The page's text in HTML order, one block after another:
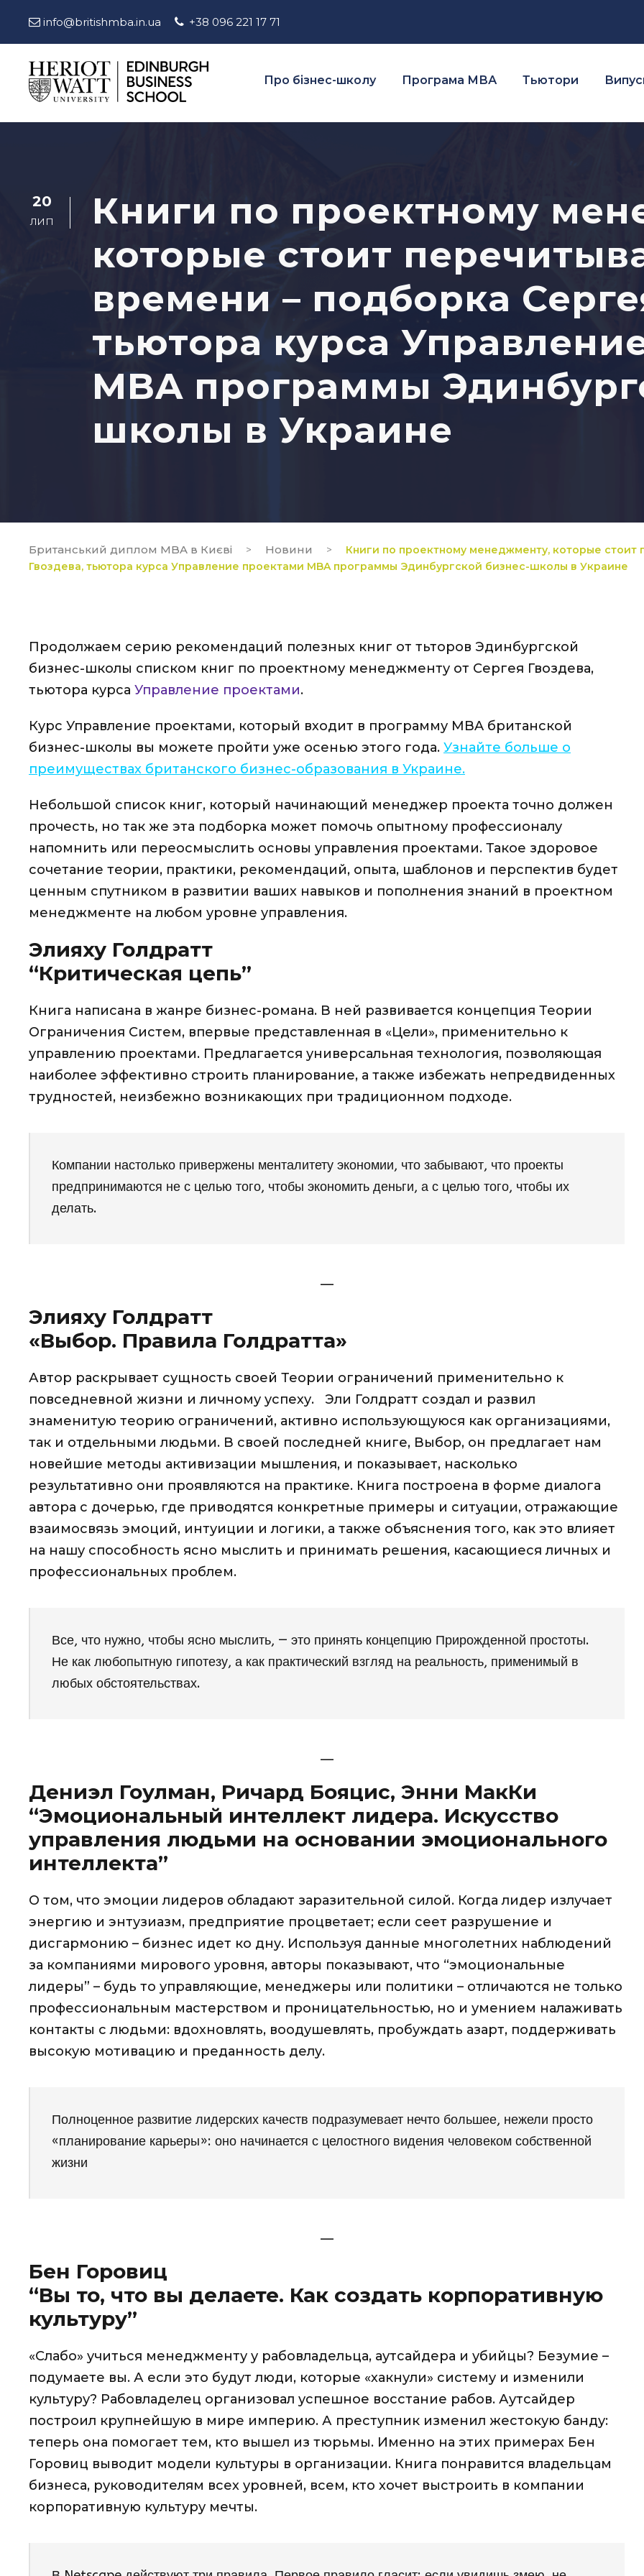
info@britishmba.in.ua +38 096 221 17 71
Про бізнес-школу Програма МВА Тьютори
20
ЛИП
Книги по проектному
которые стоит
времени – подборка
тьютора курса
МBA программы
школы в Украине
Британський диплом MBA в Києві > Новини >
Книги по проектному менеджменту, которые
Гвоздева, тьютора курса Управление проектами МBA программы Эдинбургской бизнес-школы в Украине
Продолжаем серию рекомендаций полезных книг от тьторов Эдинбургской
бизнес-школы списком книг по проектному менеджменту от Сергея Гвоздева,
тьютора курса Управление проектами.
Курс Управление проектами, который входит в программу MBA британской
бизнес-школы вы можете пройти уже осенью этого года. Узнайте больше о
преимуществах британского бизнес-образования в Украине.
Небольшой список книг, который начинающий менеджер проекта точно должен
прочесть, но так же эта подборка может помочь опытному профессионалу
напомнить или переосмыслить основы управления проектами. Такое здоровое
сочетание теории, практики, рекомендаций, опыта, шаблонов и перспектив будет
ценным спутником в развитии ваших навыков и пополнения знаний в проектном
менеджменте на любом уровне управления.
Элияху Голдратт
“Критическая цепь”
Книга написана в жанре бизнес-романа. В ней развивается концепция Теории
Ограничения Систем, впервые представленная в «Цели», применительно к
управлению проектами. Предлагается универсальная технология, позволяющая
наиболее эффективно строить планирование, а также избежать непредвиденных
трудностей, неизбежно возникающих при традиционном подходе.
Компании настолько привержены менталитету экономии, что забывают, что проекты
предпринимаются не с целью того, чтобы экономить деньги, а с целью того, чтобы их
делать.
__
Элияху Голдратт
«Выбор. Правила Голдратта»
Автор раскрывает сущность своей Теории ограничений применительно к
повседневной жизни и личному успеху. Эли Голдратт создал и развил
знаменитую теорию ограничений, активно использующуюся как организациями,
так и отдельными людьми. В своей последней книге, Выбор, он предлагает нам
новейшие методы активизации мышления, и показывает, насколько
результативно они проявляются на практике. Книга построена в форме диалога
автора с дочерью, где приводятся конкретные примеры и ситуации, отражающие
взаимосвязь эмоций, интуиции и логики, а также объяснения того, как это влияет
на нашу способность ясно мыслить и принимать решения, касающиеся личных и
профессиональных проблем.
Все, что нужно, чтобы ясно мыслить, — это принять концепцию Прирожденной простоты.
Не как любопытную гипотезу, а как практический взгляд на реальность, применимый в
любых обстоятельствах.
__
Дениэл Гоулман, Ричард Бояцис, Энни МакКи
“Эмоциональный интеллект лидера. Искусство
управления людьми на основании эмоционального
интеллекта”
О том, что эмоции лидеров обладают заразительной силой. Когда лидер излучает
энергию и энтузиазм, предприятие процветает; если сеет разрушение и
дисгармонию – бизнес идет ко дну. Используя данные многолетних наблюдений
за компаниями мирового уровня, авторы показывают, что “эмоциональные
лидеры” – будь то управляющие, менеджеры или политики – отличаются не только
профессиональным мастерством и проницательностью, но и умением налаживать
контакты с людьми: вдохновлять, воодушевлять, пробуждать азарт, поддерживать
высокую мотивацию и преданность делу.
Полноценное развитие лидерских качеств подразумевает нечто большее, нежели просто
«планирование карьеры»: оно начинается с целостного видения человеком собственной
жизни
__
Бен Горовиц
“Вы то, что вы делаете. Как создать корпоративную
культуру”
«Слабо» учиться менеджменту у рабовладельца, аутсайдера и убийцы? Безумие –
подумаете вы. А если это будут люди, которые «хакнули» систему и изменили
культуру? Рабовладелец организовал успешное восстание рабов. Аутсайдер
построил крупнейшую в мире империю. А преступник изменил жестокую банду:
теперь она помогает тем, кто вышел из тюрьмы. Именно на этих примерах Бен
Горовиц выводит модели культуры в организации. Книга понравится владельцам
бизнеса, руководителям всех уровней, всем, кто хочет выстроить в компании
корпоративную культуру мечты.